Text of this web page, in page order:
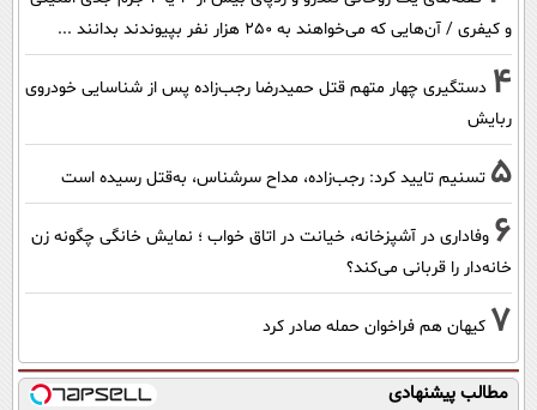
و کیفری / آن‌هایی که می‌خواهند به ۲۵۰ هزار نفر بپیوندند بدانند ...
4 دستگیری چهار متهم قتل حمیدرضا رجب‌زاده پس از شناسایی خودروی
ربایش
5 تسنیم تایید کرد: رجب‌زاده، مداح سرشناس، به‌قتل رسیده است
6 وفاداری در آشپزخانه، خیانت در اتاق خواب ؛ نمایش خانگی چگونه زن
خانه‌دار را قربانی می‌کند؟
7 کیهان هم فراخوان حمله صادر کرد
مطالب پیشنهادی